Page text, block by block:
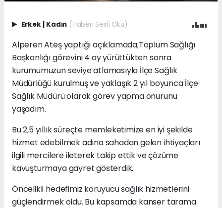
Erkek | Kadın (Haberi Sesli Oku)
Alperen Ateş yaptığı açıklamada;Toplum Sağlığı
Başkanlığı görevini 4 ay yürüttükten sonra
kurumumuzun seviye atlamasıyla İlçe Sağlık
Müdürlüğü kurulmuş ve yaklaşık 2 yıl boyunca İlçe
Sağlık Müdürü olarak görev yapma onurunu
yaşadım.
Bu 2,5 yıllık süreçte memleketimize en iyi şekilde
hizmet edebilmek adına sahadan gelen ihtiyaçları
ilgili mercilere ileterek takip ettik ve çözüme
kavuşturmaya gayret gösterdik.
Öncelikli hedefimiz koruyucu sağlık hizmetlerini
güçlendirmek oldu. Bu kapsamda kanser tarama